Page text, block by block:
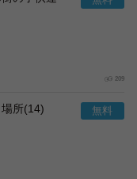
209
所(14)